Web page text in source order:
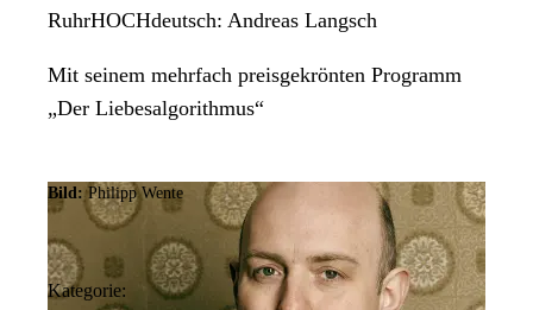
RuhrHOCHdeutsch: Andreas Langsch
Mit seinem mehrfach preisgekrönten Programm
„Der Liebesalgorithmus“
Bild: Philipp Wente
Kategorie: